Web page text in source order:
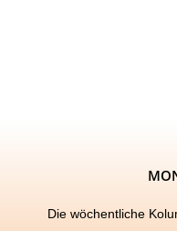
Die wöchentliche